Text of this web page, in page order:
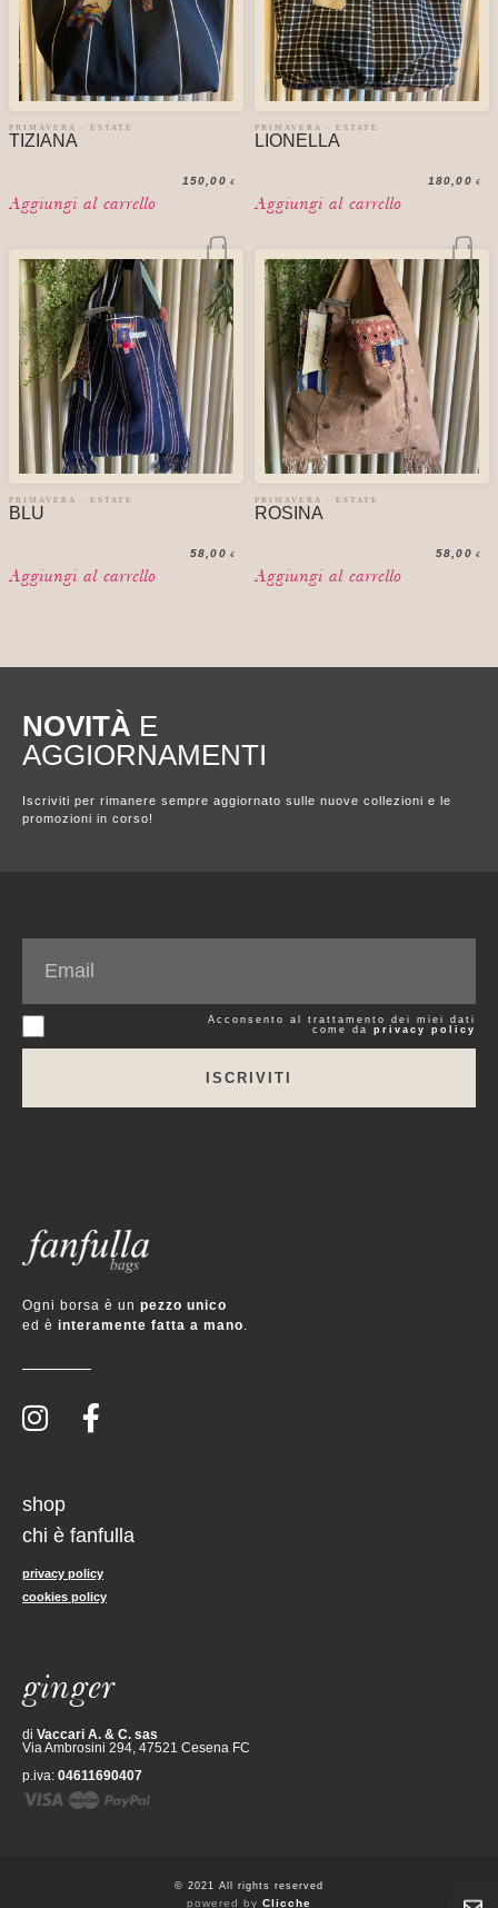
PRIMAVERA - ESTATE
TIZIANA
150,00 €
Aggiungi al carrello
PRIMAVERA - ESTATE
LIONELLA
180,00 €
Aggiungi al carrello
PRIMAVERA - ESTATE
BLU
58,00 €
Aggiungi al carrello
PRIMAVERA - ESTATE
ROSINA
58,00 €
Aggiungi al carrello
NOVITÀ E
AGGIORNAMENTI
Iscriviti per rimanere sempre aggiornato sulle nuove collezioni e le
promozioni in corso!
Acconsento al trattamento dei miei dati
come da privacy policy
ISCRIVITI
Ogni borsa è un pezzo unico
ed è interamente fatta a mano.
shop
chi è fanfulla
privacy policy
cookies policy
ginger
di Vaccari A. & C. sas
Via Ambrosini 294, 47521 Cesena FC
p.iva: 04611690407
© 2021 All rights reserved
powered by Clicche